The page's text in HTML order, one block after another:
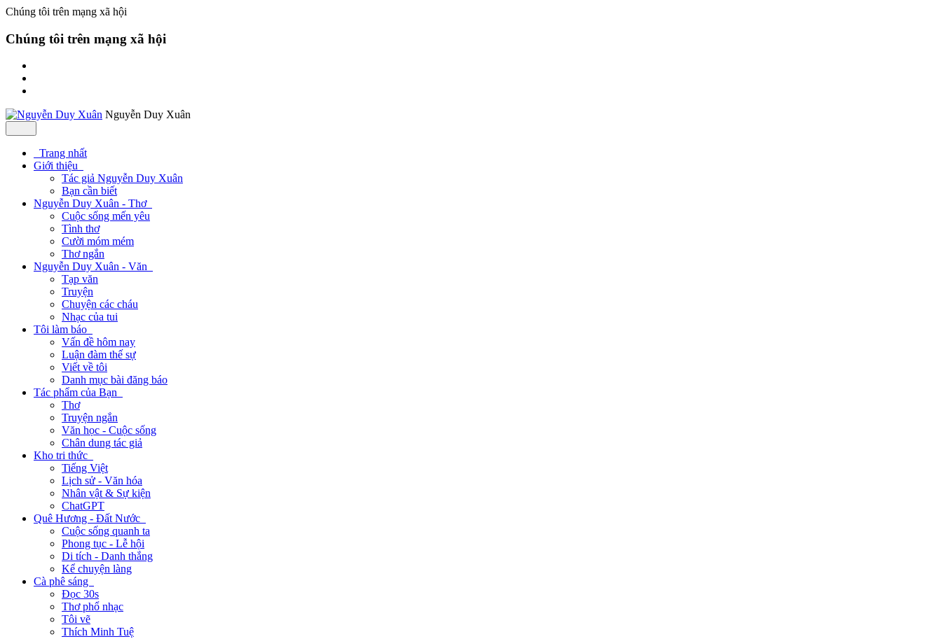
Chúng tôi trên mạng xã hội
Chúng tôi trên mạng xã hội
Nguyễn Duy Xuân
Trang nhất
Giới thiệu
Tác giả Nguyễn Duy Xuân
Bạn cần biết
Nguyễn Duy Xuân - Thơ
Cuộc sống mến yêu
Tình thơ
Cười móm mém
Thơ ngắn
Nguyễn Duy Xuân - Văn
Tạp văn
Truyện
Chuyện các cháu
Nhạc của tui
Tôi làm báo
Vấn đề hôm nay
Luận đàm thế sự
Viết về tôi
Danh mục bài đăng báo
Tác phẩm của Bạn
Thơ
Truyện ngắn
Văn học - Cuộc sống
Chân dung tác giả
Kho tri thức
Tiếng Việt
Lịch sử - Văn hóa
Nhân vật & Sự kiện
ChatGPT
Quê Hương - Đất Nước
Cuộc sống quanh ta
Phong tục - Lễ hội
Di tích - Danh thắng
Kể chuyện làng
Cà phê sáng
Đọc 30s
Thơ phổ nhạc
Tôi vẽ
Thích Minh Tuệ